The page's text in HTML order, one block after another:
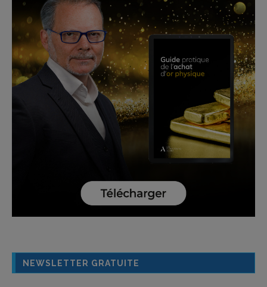
NEWSLETTER GRATUITE